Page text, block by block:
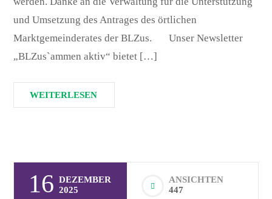
und Umsetzung des Antrages des örtlichen
Marktgemeinderates der BLZus. Unser Newsletter
„BLZus`ammen aktiv“ bietet […]
WEITERLESEN
16 DEZEMBER
2025
ANSICHTEN
447